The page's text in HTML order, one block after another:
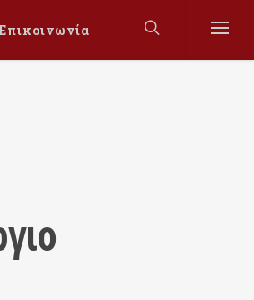
Επικοινωνία